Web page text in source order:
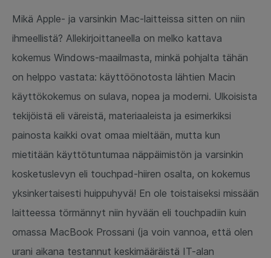
Mikä Apple- ja varsinkin Mac-laitteissa sitten on niin
ihmeellistä? Allekirjoittaneella on melko kattava
kokemus Windows-maailmasta, minkä pohjalta tähän
on helppo vastata: käyttöönotosta lähtien Macin
käyttökokemus on sulava, nopea ja moderni. Ulkoisista
tekijöistä eli väreistä, materiaaleista ja esimerkiksi
painosta kaikki ovat omaa mieltään, mutta kun
mietitään käyttötuntumaa näppäimistön ja varsinkin
kosketuslevyn eli touchpad-hiiren osalta, on kokemus
yksinkertaisesti huippuhyvä! En ole toistaiseksi missään
laitteessa törmännyt niin hyvään eli touchpadiin kuin
omassa MacBook Prossani (ja voin vannoa, että olen
urani aikana testannut keskimääräistä IT-alan